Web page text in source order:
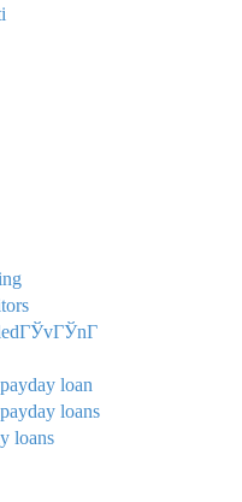
loan
loans
loans